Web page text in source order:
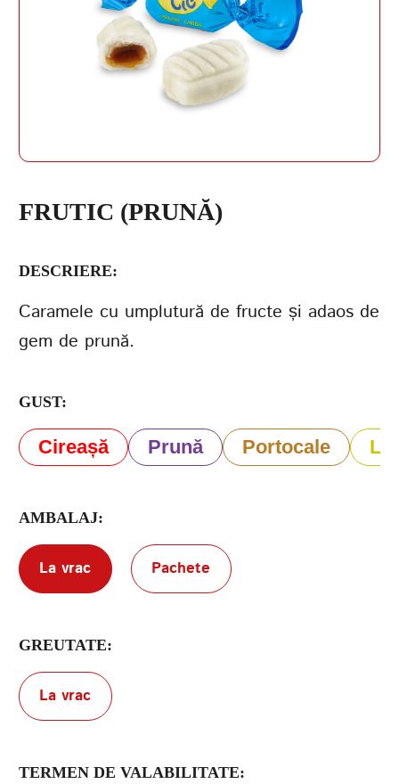
FRUTIC (PRUNĂ)
DESCRIERE:
Caramele cu umplutură de fructe și adaos de
gem de prună.
GUST:
Cireașă Prună Portocale
AMBALAJ:
La vrac Pachete
GREUTATE:
La vrac
TERMEN DE VALABILITATE:
CREAȚI UN CONT
Termenii de